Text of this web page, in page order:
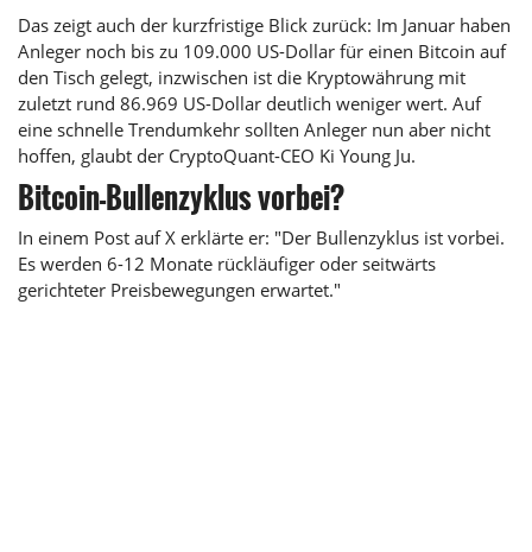
Das zeigt auch der kurzfristige Blick zurück: Im Januar haben
Anleger noch bis zu 109.000 US-Dollar für einen Bitcoin auf
den Tisch gelegt, inzwischen ist die Kryptowährung mit
zuletzt rund 86.969 US-Dollar deutlich weniger wert. Auf
eine schnelle Trendumkehr sollten Anleger nun aber nicht
hoffen, glaubt der CryptoQuant-CEO Ki Young Ju.
Bitcoin-Bullenzyklus vorbei?
In einem Post auf X erklärte er: "Der Bullenzyklus ist vorbei.
Es werden 6-12 Monate rückläufiger oder seitwärts
gerichteter Preisbewegungen erwartet."